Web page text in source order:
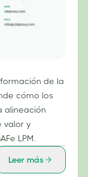
de la
cómo los
alineación
valor y
LPM.
Leer más